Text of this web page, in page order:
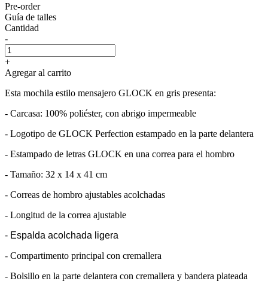
Pre-order
Guía de talles
Cantidad
-
+
Agregar al carrito
Esta mochila estilo mensajero GLOCK en gris presenta:
- Carcasa: 100% poliéster, con abrigo impermeable
- Logotipo de GLOCK Perfection estampado en la parte delantera
- Estampado de letras GLOCK en una correa para el hombro
- Tamaño: 32 x 14 x 41 cm
- Correas de hombro ajustables acolchadas
- Longitud de la correa ajustable
- Espalda acolchada ligera
- Compartimento principal con cremallera
- Bolsillo en la parte delantera con cremallera y bandera plateada